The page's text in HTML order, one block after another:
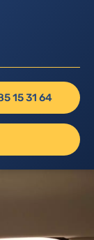
15 31 64